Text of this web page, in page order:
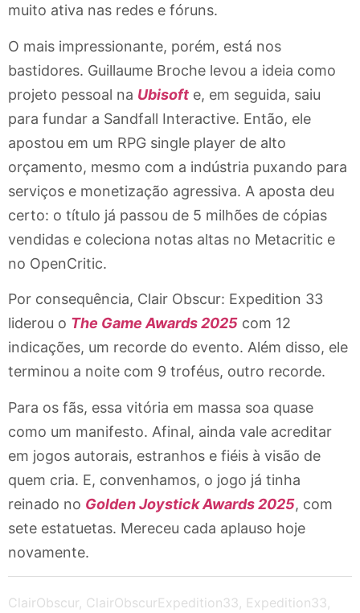
muito ativa nas redes e fóruns.
O mais impressionante, porém, está nos
bastidores. Guillaume Broche levou a ideia como
projeto pessoal na Ubisoft e, em seguida, saiu
para fundar a Sandfall Interactive. Então, ele
apostou em um RPG single player de alto
orçamento, mesmo com a indústria puxando para
serviços e monetização agressiva. A aposta deu
certo: o título já passou de 5 milhões de cópias
vendidas e coleciona notas altas no Metacritic e
no OpenCritic.
Por consequência, Clair Obscur: Expedition 33
liderou o The Game Awards 2025 com 12
indicações, um recorde do evento. Além disso, ele
terminou a noite com 9 troféus, outro recorde.
Para os fãs, essa vitória em massa soa quase
como um manifesto. Afinal, ainda vale acreditar
em jogos autorais, estranhos e fiéis à visão de
quem cria. E, convenhamos, o jogo já tinha
reinado no Golden Joystick Awards 2025, com
sete estatuetas. Mereceu cada aplauso hoje
novamente.
ClairObscur, ClairObscurExpedition33, Expedition33,